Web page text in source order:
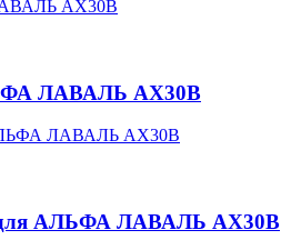
ЛАВАЛЬ AX30B
АЛЬФА ЛАВАЛЬ AX30B